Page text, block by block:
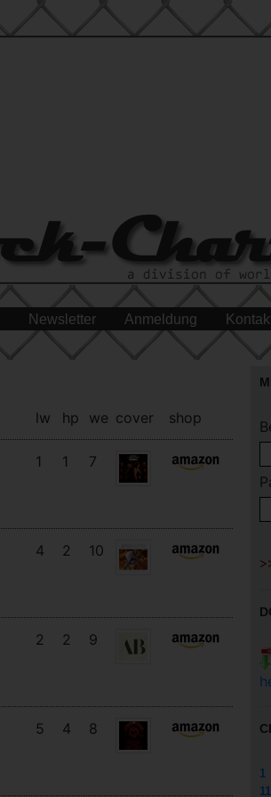
Newsletter Anmeldung
lw hp we cover shop
1 1 7
4 2 10
2 2 9
5 4 8
1
11